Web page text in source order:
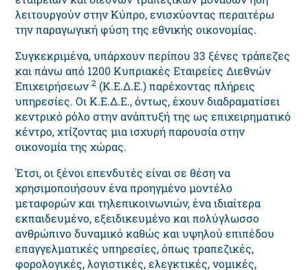
λειτουργούν στην Κύπρο, ενισχύοντας περαιτέρω
την παραγωγική φύση της εθνικής οικονομίας.
Συγκεκριμένα, υπάρχουν περίπου 33 ξένες τράπεζες
και πάνω από 1200 Κυπριακές Εταιρείες Διεθνών
Επιχειρήσεων2(Κ.Ε.Δ.Ε.) παρέχοντας πλήρεις
υπηρεσίες. Οι Κ.Ε.Δ.Ε., όντως, έχουν διαδραματίσει
κεντρικό ρόλο στην ανάπτυξή της ως επιχειρηματικό
κέντρο, χτίζοντας μια ισχυρή παρουσία στην
οικονομία της χώρας.
Έτσι, οι ξένοι επενδυτές είναι σε θέση να
χρησιμοποιήσουν ένα προηγμένο μοντέλο
μεταφορών και τηλεπικοινωνιών, ένα ιδιαίτερα
εκπαιδευμένο, εξειδικευμένο και πολύγλωσσο
ανθρώπινο δυναμικό καθώς και υψηλού επιπέδου
επαγγελματικές υπηρεσίες, όπως τραπεζικές,
φορολογικές, λογιστικές, ελεγκτικές, νομικές,